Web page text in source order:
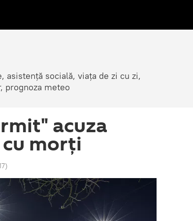
socială, viața de zi cu zi,
prognoza meteo
acuza
morți
)